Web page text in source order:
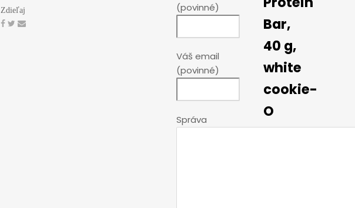
Zdieľaj
(povinné)
Váš email
(povinné)
Správa
Bar,
40 g,
white
cookie-
O